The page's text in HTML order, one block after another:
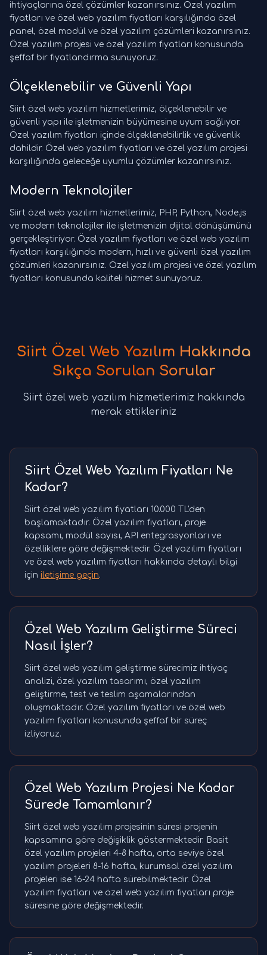
ihtiyaçlarına özel çözümler kazanırsınız. Özel yazılım
fiyatları ve özel web yazılım fiyatları karşılığında özel
panel, özel modül ve özel yazılım çözümleri kazanırsınız.
Özel yazılım projesi ve özel yazılım fiyatları konusunda
şeffaf bir fiyatlandırma sunuyoruz.
Ölçeklenebilir ve Güvenli Yapı
Siirt özel web yazılım hizmetlerimiz, ölçeklenebilir ve
güvenli yapı ile işletmenizin büyümesine uyum sağlıyor.
Özel yazılım fiyatları içinde ölçeklenebilirlik ve güvenlik
dahildir. Özel web yazılım fiyatları ve özel yazılım projesi
karşılığında geleceğe uyumlu çözümler kazanırsınız.
Modern Teknolojiler
Siirt özel web yazılım hizmetlerimiz, PHP, Python, Node.js
ve modern teknolojiler ile işletmenizin dijital dönüşümünü
gerçekleştiriyor. Özel yazılım fiyatları ve özel web yazılım
fiyatları karşılığında modern, hızlı ve güvenli özel yazılım
çözümleri kazanırsınız. Özel yazılım projesi ve özel yazılım
fiyatları konusunda kaliteli hizmet sunuyoruz.
Siirt Özel Web Yazılım Hakkında
Sıkça Sorulan Sorular
Siirt özel web yazılım hizmetlerimiz hakkında
merak ettikleriniz
Siirt Özel Web Yazılım Fiyatları Ne
Kadar?
Siirt özel web yazılım fiyatları 10.000 TL'den
başlamaktadır. Özel yazılım fiyatları, proje
kapsamı, modül sayısı, API entegrasyonları ve
özelliklere göre değişmektedir. Özel yazılım fiyatları
ve özel web yazılım fiyatları hakkında detaylı bilgi
için iletişime geçin.
Özel Web Yazılım Geliştirme Süreci
Nasıl İşler?
Siirt özel web yazılım geliştirme sürecimiz ihtiyaç
analizi, özel yazılım tasarımı, özel yazılım
geliştirme, test ve teslim aşamalarından
oluşmaktadır. Özel yazılım fiyatları ve özel web
yazılım fiyatları konusunda şeffaf bir süreç
izliyoruz.
Özel Web Yazılım Projesi Ne Kadar
Sürede Tamamlanır?
Siirt özel web yazılım projesinin süresi projenin
kapsamına göre değişiklik göstermektedir. Basit
özel yazılım projeleri 4-8 hafta, orta seviye özel
yazılım projeleri 8-16 hafta, kurumsal özel yazılım
projeleri ise 16-24 hafta sürebilmektedir. Özel
yazılım fiyatları ve özel web yazılım fiyatları proje
süresine göre değişmektedir.